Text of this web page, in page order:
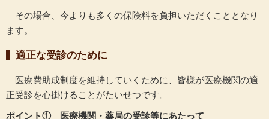
その場合、今よりも多くの保険料を負担いただくこととなり
ます。
適正な受診のために
医療費助成制度を維持していくために、皆様が医療機関の適
正受診を心掛けることがたいせつです。
ポイント① 医療機関・薬局の受診等にあたって